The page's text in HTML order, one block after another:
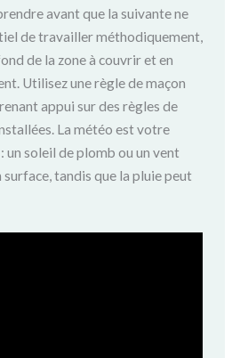
avant que la suivante ne
de travailler méthodiquement,
de la zone à couvrir et en
Utilisez une règle de maçon
appui sur des règles de
La météo est votre
soleil de plomb ou un vent
tandis que la pluie peut